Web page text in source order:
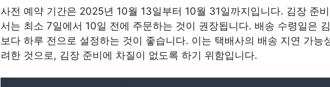
사전 예약 기간은 2025년 10월 13일부터 10월 31일까지입니다. 김장 준
서는 최소 7일에서 10일 전에 주문하는 것이 권장됩니다. 배송 수령일은
보다 하루 전으로 설정하는 것이 좋습니다. 이는 택배사의 배송 지연 가능
려한 것으로, 김장 준비에 차질이 없도록 하기 위함입니다.